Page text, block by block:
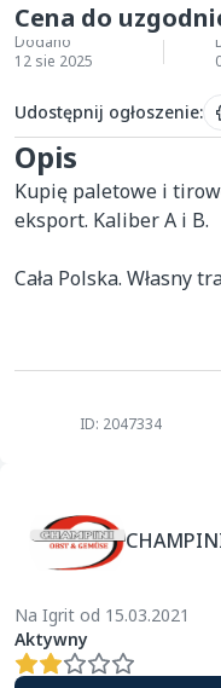
Cena do
Dodano
12 sie 2025
Udostępnij ogłoszenie:
Opis
Kupię paletowe i
eksport. Kaliber A i B.
Cała Polska. Własny
ID: 2047334
Na Igrit od 15.03.2021
Aktywny